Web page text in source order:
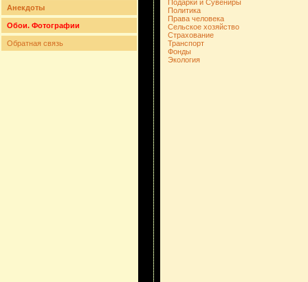
Анекдоты
Обои. Фотографии
Обратная связь
Подарки и Сувениры
Политика
Права человека
Сельское хозяйство
Страхование
Транспорт
Фонды
Экология